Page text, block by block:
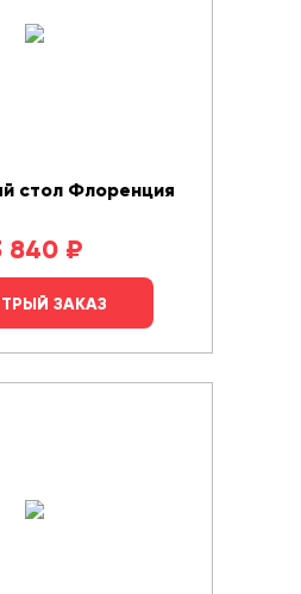
стол Флоренция
840 ₽
ЗАКАЗ